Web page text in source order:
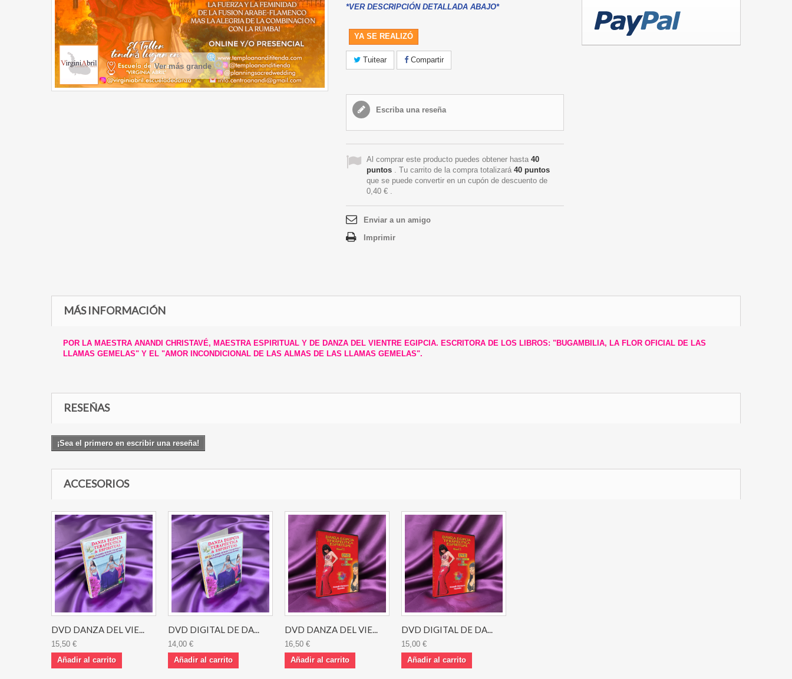
Ver más grande
*VER DESCRIPCIÓN DETALLADA ABAJO*
YA SE REALIZÓ
Tuitear Compartir
Escriba una reseña
Al comprar este producto puedes obtener hasta 40
puntos . Tu carrito de la compra totalizará 40 puntos
que se puede convertir en un cupón de descuento de
0,40 € .
Enviar a un amigo
Imprimir
MÁS INFORMACIÓN
POR LA MAESTRA ANANDI CHRISTAVÉ, MAESTRA ESPIRITUAL Y DE DANZA DEL VIENTRE EGIPCIA. ESCRITORA DE LOS LIBROS: "BUGAMBILIA, LA FLOR OFICIAL DE LAS
LLAMAS GEMELAS" Y EL "AMOR INCONDICIONAL DE LAS ALMAS DE LAS LLAMAS GEMELAS".
RESEÑAS
¡Sea el primero en escribir una reseña!
ACCESORIOS
DVD DANZA DEL VIE...
15,50 €
Añadir al carrito
DVD DIGITAL DE DA...
14,00 €
Añadir al carrito
DVD DANZA DEL VIE...
16,50 €
Añadir al carrito
DVD DIGITAL DE DA...
15,00 €
Añadir al carrito